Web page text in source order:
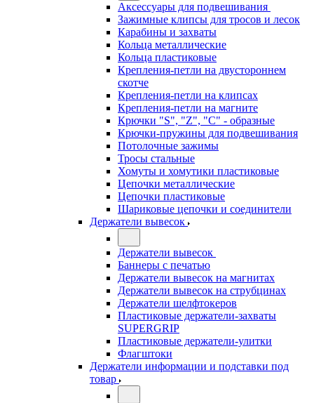
Аксессуары для подвешивания
Зажимные клипсы для тросов и лесок
Карабины и захваты
Кольца металлические
Кольца пластиковые
Крепления-петли на двустороннем
скотче
Крепления-петли на клипсах
Крепления-петли на магните
Крючки "S", "Z", "C" - образные
Крючки-пружины для подвешивания
Потолочные зажимы
Тросы стальные
Хомуты и хомутики пластиковые
Цепочки металлические
Цепочки пластиковые
Шариковые цепочки и соединители
Держатели вывесок
Держатели вывесок
Баннеры с печатью
Держатели вывесок на магнитах
Держатели вывесок на струбцинах
Держатели шелфтокеров
Пластиковые держатели-захваты
SUPERGRIP
Пластиковые держатели-улитки
Флагштоки
Держатели информации и подставки под
товар